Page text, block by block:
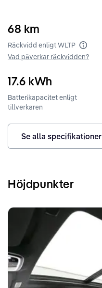
68 km
Räckvidd enligt WLTP
Vad påverkar räckvidden?
17.6 kWh
Batterikapacitet enligt
tillverkaren
Se alla specifikationer
Höjdpunkter